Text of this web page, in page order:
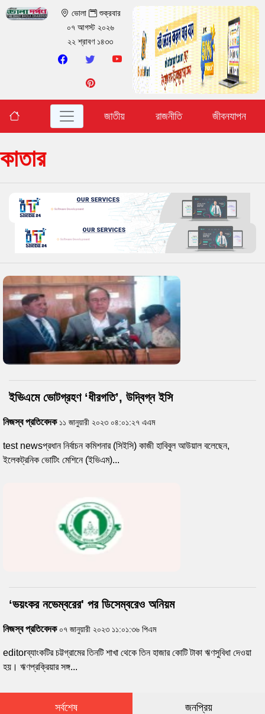
ভোলা
শুক্রবার
০৭ আগস্ট ২০২৬
২২ শ্রাবণ ১৪৩৩
জাতীয় রাজনীতি জীবনযাপন
কাতার
ইভিএমে ভোটগ্রহণ ‘ধীরগতি’, উদ্বিগ্ন ইসি
নিজস্ব প্রতিবেদক ১১ জানুয়ারী ২০২৩ ০৪:০১:২৭ এএম
test newsপ্রধান নির্বাচন কমিশনার (সিইসি) কাজী হাবিবুল আউয়াল বলেছেন,
ইলেকট্রনিক ভোটিং মেশিনে (ইভিএম)...
‘ভয়ংকর নভেম্বরের' পর ডিসেম্বরেও অনিয়ম
নিজস্ব প্রতিবেদক ০৭ জানুয়ারী ২০২৩ ১১:০১:৩৬ পিএম
editorব্যাংকটির চট্টগ্রামের তিনটি শাখা থেকে তিন হাজার কোটি টাকা ঋণসুবিধা দেওয়া
হয়। ঋণপ্রক্রিয়ার সঙ্গ...
সর্বশেষ জনপ্রিয়